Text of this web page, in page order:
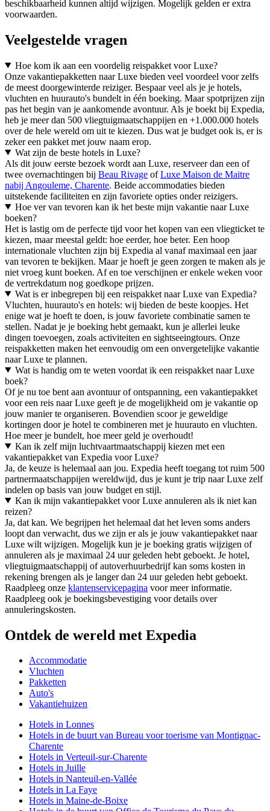
beschikbaarheid kunnen altijd wijzigen. Mogelijk gelden er extra
voorwaarden.
Veelgestelde vragen
Hoe kom ik aan een voordelig reispakket voor Luxe?
Onze vakantiepakketten naar Luxe bieden veel voordeel voor zelfs
de meest doorgewinterde reiziger. Bespaar veel als je je hotels,
vluchten en huurauto's bundelt in één boeking. Maar spotprijzen zijn
pas het begin van je aankomende avontuur. Als je boekt bij Expedia,
heb je meer dan 500 vliegtuigmaatschappijen en +1.000.000 hotels
over de hele wereld om uit te kiezen. Dus wat je budget ook is, er is
zeker een pakket met jouw naam erop.
Wat zijn de beste hotels in Luxe?
Als dit jouw eerste bezoek wordt aan Luxe, reserveer dan een of
twee overnachtingen bij Beau Rivage ofLuxe Maison de Maitre
nabij Angouleme, Charente. Beide accommodaties bieden
uitstekende faciliteiten en zijn favoriete opties onder reizigers.
Hoe ver van tevoren kan ik het beste mijn vakantie naar Luxe
boeken?
Het is lastig om de perfecte tijd voor het kopen van een vliegticket te
kiezen, maar meestal geldt: hoe eerder, hoe beter. Een hoop
internationale vluchten zijn bij Expedia al vanaf maximaal een jaar
van tevoren te bekijken. Maar je hoeft je geen zorgen te maken als je
niet vroeg kunt boeken. Af en toe verschijnen er enkele weken voor
de vertrekdatum nog goedkope prijzen.
Wat is er inbegrepen bij een reispakket naar Luxe van Expedia?
Vluchten, huurauto's en hotels: wij bieden de beste koopjes. Het
enige wat je hoeft te doen, is jouw favoriete combinatie samen te
stellen. Nadat je je boeking hebt gemaakt, kun je allerlei leuke
dingen toevoegen, zoals activiteiten en sightseeingtours. Onze
reispakketten maken het eenvoudig om een onvergetelijke vakantie
naar Luxe te plannen.
Wat is handig om te weten voordat ik een reispakket naar Luxe
boek?
Of je nu toe bent aan avontuur of ontspanning, een vakantiepakket
voor een reis naar Luxe geeft je de mogelijkheid om je vakantie op
jouw manier te organiseren. Bovendien scoor je geweldige
kortingen door je hotel te combineren met je huurauto en vluchten.
Hoe meer je bundelt, hoe meer geld je overhoudt!
Kan ik zelf mijn luchtvaartmaatschappij kiezen met een
vakantiepakket van Expedia voor Luxe?
Ja, de keuze is helemaal aan jou. Expedia heeft toegang tot ruim 500
partnermaatschappijen wereldwijd, dus je kunt je trip naar Luxe zelf
indelen op basis van jouw budget en stijl.
Kan ik mijn vakantiepakket voor Luxe annuleren als ik niet kan
reizen?
Ja, dat kan. We begrijpen het helemaal dat het leven soms anders
loopt dan verwacht, dus we zijn er als je jouw vakantiepakket naar
Luxe wilt wijzigen. Mogelijk kun je je boeking gratis wijzigen of
annuleren als je maximaal 24 uur geleden hebt geboekt. Je hotel,
vliegtuigmaatschappij of autoverhuurbedrijf kan soms kosten in
rekening brengen als je langer dan 24 uur geleden hebt geboekt.
Raadpleeg onze klantenservicepagina voor meer informatie.
Raadpleeg ook je boekingsbevestiging voor details over
annuleringskosten.
Ontdek de wereld met Expedia
Accommodatie
Vluchten
Pakketten
Auto's
Vakantiehuizen
Hotels in Lonnes
Hotels in de buurt van Bureau voor toerisme van Montignac-
Charente
Hotels in Verteuil-sur-Charente
Hotels in Juille
Hotels in Nanteuil-en-Vallée
Hotels in La Faye
Hotels in Maine-de-Boixe